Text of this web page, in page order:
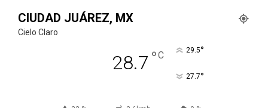
CIUDAD JUÁREZ, MX
Cielo Claro
28.7 °C 29.5°
27.7°